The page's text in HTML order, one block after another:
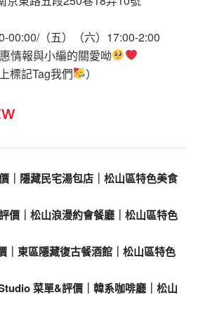
00:00/（五）（六）17:00-2:00
情報與小編的關愛呦
標記Tag我們
）
｜隱藏民宅湯包店｜松山區特色美食
價｜松山浪漫約會餐廳｜松山區特色
｜東區隱藏復古餐酒館｜松山區特色
菜單&評價｜韓系咖啡廳｜松山